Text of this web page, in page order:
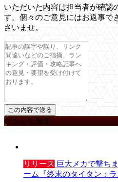
いただいた内容は担当者が確認
す。個々のご意見にはお返事で
さいませ。
ゲームを探す
リリース 巨大メカで撃ち
ーム『終末のタイタン：